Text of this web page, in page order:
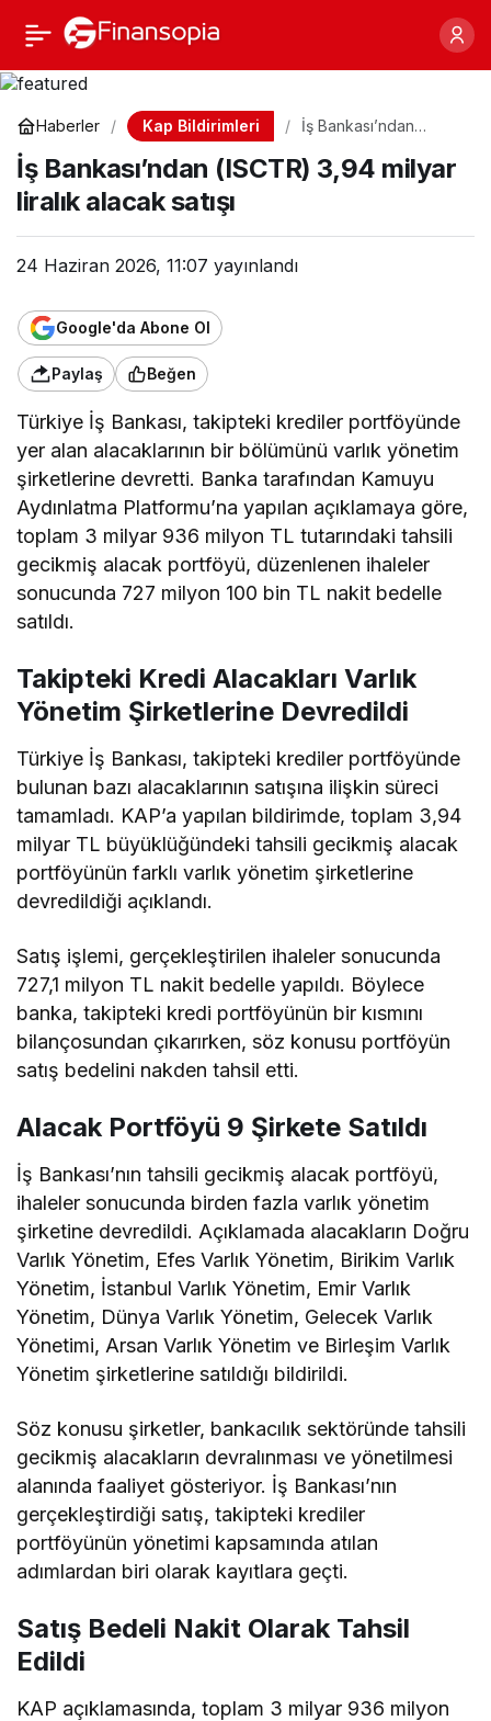
Haberler Kap Bildirimleri
İş Bankası’ndan
liralık alacak satışı
İş Bankası’ndan (ISCTR) 3,94 milyar
liralık alacak satışı
24 Haziran 2026, 11:07 yayınlandı
Google'da Abone Ol
Paylaş Beğen
Türkiye İş Bankası, takipteki krediler portföyünde
yer alan alacaklarının bir bölümünü varlık yönetim
şirketlerine devretti. Banka tarafından Kamuyu
Aydınlatma Platformu’na yapılan açıklamaya göre,
toplam 3 milyar 936 milyon TL tutarındaki tahsili
gecikmiş alacak portföyü, düzenlenen ihaleler
sonucunda 727 milyon 100 bin TL nakit bedelle
satıldı.
Takipteki Kredi Alacakları Varlık
Yönetim Şirketlerine Devredildi
Türkiye İş Bankası, takipteki krediler portföyünde
bulunan bazı alacaklarının satışına ilişkin süreci
tamamladı. KAP’a yapılan bildirimde, toplam 3,94
milyar TL büyüklüğündeki tahsili gecikmiş alacak
portföyünün farklı varlık yönetim şirketlerine
devredildiği açıklandı.
Satış işlemi, gerçekleştirilen ihaleler sonucunda
727,1 milyon TL nakit bedelle yapıldı. Böylece
banka, takipteki kredi portföyünün bir kısmını
bilançosundan çıkarırken, söz konusu portföyün
satış bedelini nakden tahsil etti.
Alacak Portföyü 9 Şirkete Satıldı
İş Bankası’nın tahsili gecikmiş alacak portföyü,
ihaleler sonucunda birden fazla varlık yönetim
şirketine devredildi. Açıklamada alacakların Doğru
Varlık Yönetim, Efes Varlık Yönetim, Birikim Varlık
Yönetim, İstanbul Varlık Yönetim, Emir Varlık
Yönetim, Dünya Varlık Yönetim, Gelecek Varlık
Yönetimi, Arsan Varlık Yönetim ve Birleşim Varlık
Yönetim şirketlerine satıldığı bildirildi.
Söz konusu şirketler, bankacılık sektöründe tahsili
gecikmiş alacakların devralınması ve yönetilmesi
alanında faaliyet gösteriyor. İş Bankası’nın
gerçekleştirdiği satış, takipteki krediler
portföyünün yönetimi kapsamında atılan
adımlardan biri olarak kayıtlara geçti.
Satış Bedeli Nakit Olarak Tahsil
Edildi
KAP açıklamasında, toplam 3 milyar 936 milyon
İş Bankası’ndan (ISCTR)
3,94 milyar liralık alacak
satışı
Paylaş